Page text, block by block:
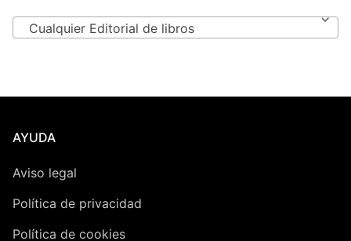
Cualquier Editorial de libros
AYUDA
Aviso legal
Política de privacidad
Política de cookies